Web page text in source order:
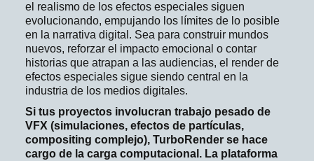
el realismo de los efectos especiales siguen
evolucionando, empujando los límites de lo posible
en la narrativa digital. Sea para construir mundos
nuevos, reforzar el impacto emocional o contar
historias que atrapan a las audiencias, el render de
efectos especiales sigue siendo central en la
industria de los medios digitales.
Si tus proyectos involucran trabajo pesado de
VFX (simulaciones, efectos de partículas,
compositing complejo), TurboRender se hace
cargo de la carga computacional. La plataforma